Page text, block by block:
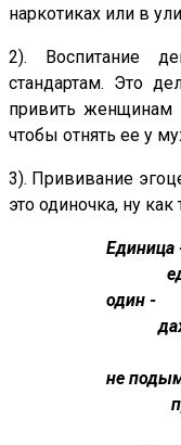
наркотиках или в
2). Воспитание
стандартам. Это
привить женщинам
чтобы отнять ее у
3). Прививание
это одиночка, ну
Единица
один -
даже
не